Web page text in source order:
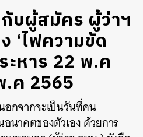
บผู้สมัคร ผู้ว่าฯ
‘ไฟความขัด
ะหาร 22 พ.ค
ค 2565
กจากจะเป็นวันที่คน
นาคตของตัวเอง ด้วยการ